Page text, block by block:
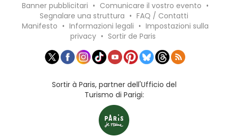
Banner pubblicitari • Comunicare il vostro evento •
Segnalare una struttura • FAQ / Contatti
Manifesto • Informazioni legali • Impostazioni sulla
privacy • Sortir de Paris
Sortir à Paris, partner dell'Ufficio del
Turismo di Parigi: